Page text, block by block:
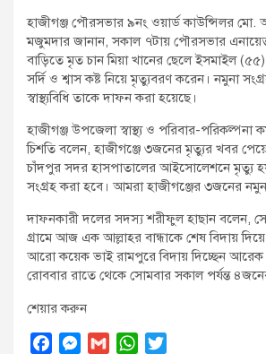
হাজীগঞ্জ পৌরসভার ৯নং ওয়ার্ড কাউন্সিলর
মজুমদার জানান, সকাল ৭টায় পৌরসভার
বাড়িতে ‍মৃত চান মিয়া খানের ছেলে ইসমাইল
সর্দি ও শ্বাস কষ্ট নিয়ে মৃত্যুবরণ করেন। নমুনা
স্বাস্থ্যবিধি তাকে দাফন করা হয়েছে।
হাজীগঞ্জ উপজেলা স্বাস্থ্য ও পরিবার-পরিকল্পনা
চিশতি বলেন, হাজীগঞ্জে ৩জনের মৃত্যুর খবর
চাঁদপুর সদর হাসপাতালের আইসোলেশনে মৃত্যু
সংগ্রহ করা হবে। আমরা হাজীগঞ্জের ৩জনের
দাফনকারী দলের সদস্য শরীফুল হাছান বলেন,
গ্রামে আজ এক আল্লাহর বান্ধাকে শেষ বিদায়
আরো কয়েক ভাই রামপুরে বিদায় দিচ্ছেন আরেক
রোববার রাতে থেকে সোমবার সকাল পর্যন্ত
শেয়ার করুন
M
G
W